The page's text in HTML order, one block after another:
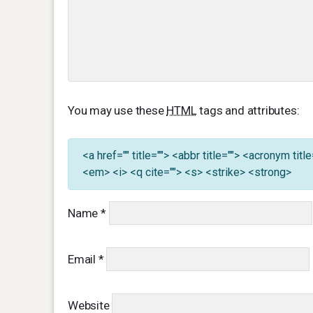
You may use these HTML tags and attributes:
<a href="" title=""> <abbr title=""> <acronym
<em> <i> <q cite=""> <s> <strike> <strong>
Name *
Email *
Website